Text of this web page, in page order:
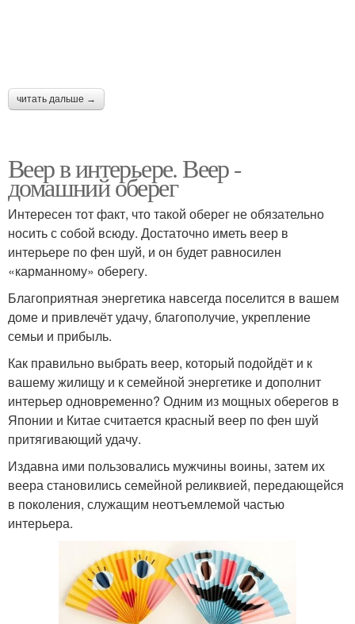
читать дальше →
Веер в интерьере. Веер -
домашний оберег
Интересен тот факт, что такой оберег не обязательно
носить с собой всюду. Достаточно иметь веер в
интерьере по фен шуй, и он будет равносилен
«карманному» оберегу.
Благоприятная энергетика навсегда поселится в вашем
доме и привлечёт удачу, благополучие, укрепление
семьи и прибыль.
Как правильно выбрать веер, который подойдёт и к
вашему жилищу и к семейной энергетике и дополнит
интерьер одновременно? Одним из мощных оберегов в
Японии и Китае считается красный веер по фен шуй
притягивающий удачу.
Издавна ими пользовались мужчины воины, затем их
веера становились семейной реликвией, передающейся
в поколения, служащим неотъемлемой частью
интерьера.